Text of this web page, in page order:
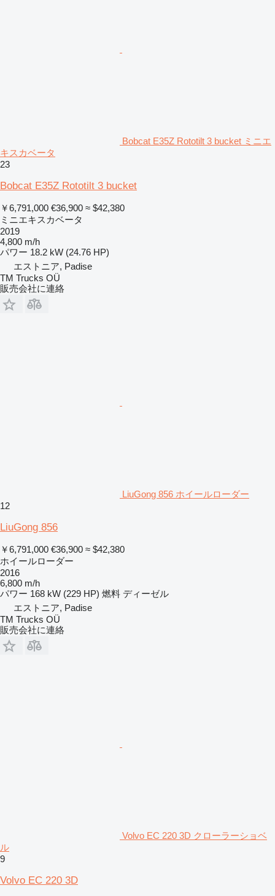
Bobcat E35Z Rototilt 3 bucket ミニエ
キスカベータ
23
Bobcat E35Z Rototilt 3 bucket
￥6,791,000 €36,900 ≈ $42,380
ミニエキスカベータ
2019
4,800 m/h
パワー 18.2 kW (24.76 HP)
エストニア, Padise
TM Trucks OÜ
販売会社に連絡
LiuGong 856 ホイールローダー
12
LiuGong 856
￥6,791,000 €36,900 ≈ $42,380
ホイールローダー
2016
6,800 m/h
パワー 168 kW (229 HP) 燃料 ディーゼル
エストニア, Padise
TM Trucks OÜ
販売会社に連絡
Volvo EC 220 3D クローラーショベ
ル
9
Volvo EC 220 3D